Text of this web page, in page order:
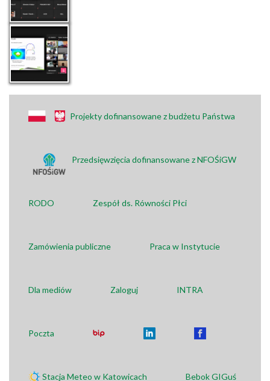
Projekty dofinansowane z budżetu Państwa
Przedsięwzięcia dofinansowane z NFOŚiGW
RODO Zespół ds. Równości Płci
Zamówienia publiczne Praca w Instytucie
Dla mediów Zaloguj INTRA
Poczta
Stacja Meteo w Katowicach Bebok GIGuś